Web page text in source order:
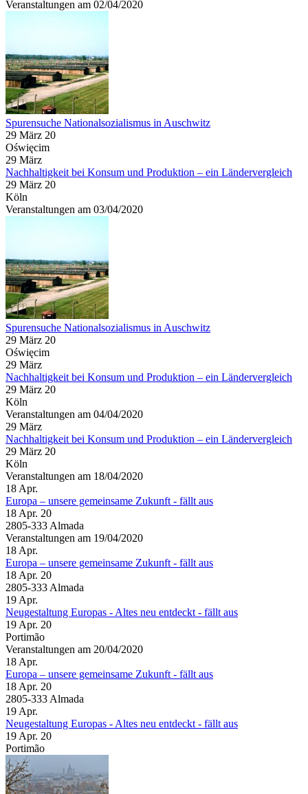
Veranstaltungen am 02/04/2020
Spurensuche Nationalsozialismus in Auschwitz
29 März 20
Oświęcim
29 März
Nachhaltigkeit bei Konsum und Produktion – ein Ländervergleich
29 März 20
Köln
Veranstaltungen am 03/04/2020
Spurensuche Nationalsozialismus in Auschwitz
29 März 20
Oświęcim
29 März
Nachhaltigkeit bei Konsum und Produktion – ein Ländervergleich
29 März 20
Köln
Veranstaltungen am 04/04/2020
29 März
Nachhaltigkeit bei Konsum und Produktion – ein Ländervergleich
29 März 20
Köln
Veranstaltungen am 18/04/2020
18 Apr.
Europa – unsere gemeinsame Zukunft - fällt aus
18 Apr. 20
2805-333 Almada
Veranstaltungen am 19/04/2020
18 Apr.
Europa – unsere gemeinsame Zukunft - fällt aus
18 Apr. 20
2805-333 Almada
19 Apr.
Neugestaltung Europas - Altes neu entdeckt - fällt aus
19 Apr. 20
Portimão
Veranstaltungen am 20/04/2020
18 Apr.
Europa – unsere gemeinsame Zukunft - fällt aus
18 Apr. 20
2805-333 Almada
19 Apr.
Neugestaltung Europas - Altes neu entdeckt - fällt aus
19 Apr. 20
Portimão